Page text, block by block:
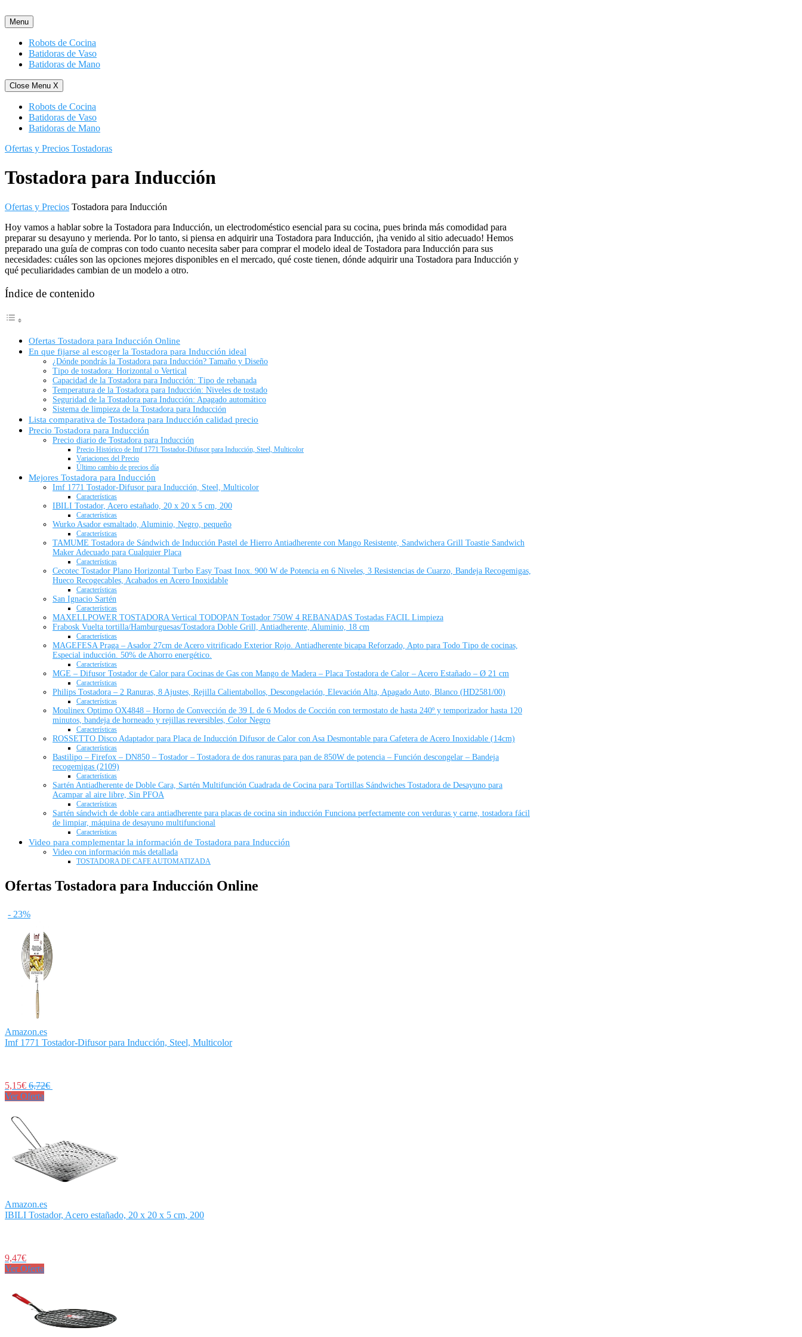
al
contenido
Menu
Robots de Cocina
Batidoras de Vaso
Batidoras de Mano
Close Menu X
Robots de Cocina
Batidoras de Vaso
Batidoras de Mano
Ofertas y Precios Tostadoras
Tostadora para Inducción
Ofertas y Precios Tostadora para Inducción
Hoy vamos a hablar sobre la Tostadora para Inducción, un electrodoméstico esencial para su cocina, pues brinda más comodidad para
preparar su desayuno y merienda. Por lo tanto, si piensa en adquirir una Tostadora para Inducción, ¡ha venido al sitio adecuado! Hemos
preparado una guía de compras con todo cuanto necesita saber para comprar el modelo ideal de Tostadora para Inducción para sus
necesidades: cuáles son las opciones mejores disponibles en el mercado, qué coste tienen, dónde adquirir una Tostadora para Inducción y
qué peculiaridades cambian de un modelo a otro.
Índice de contenido
Ofertas Tostadora para Inducción Online
En que fijarse al escoger la Tostadora para Inducción ideal
¿Dónde pondrás la Tostadora para Inducción? Tamaño y Diseño
Tipo de tostadora: Horizontal o Vertical
Capacidad de la Tostadora para Inducción: Tipo de rebanada
Temperatura de la Tostadora para Inducción: Niveles de tostado
Seguridad de la Tostadora para Inducción: Apagado automático
Sistema de limpieza de la Tostadora para Inducción
Lista comparativa de Tostadora para Inducción calidad precio
Precio Tostadora para Inducción
Precio diario de Tostadora para Inducción
Precio Histórico de Imf 1771 Tostador-Difusor para Inducción, Steel, Multicolor
Variaciones del Precio
Último cambio de precios día
Mejores Tostadora para Inducción
Imf 1771 Tostador-Difusor para Inducción, Steel, Multicolor
Características
IBILI Tostador, Acero estañado, 20 x 20 x 5 cm, 200
Características
Wurko Asador esmaltado, Aluminio, Negro, pequeño
Características
TAMUME Tostadora de Sándwich de Inducción Pastel de Hierro Antiadherente con Mango Resistente, Sandwichera Grill Toastie Sandwich
Maker Adecuado para Cualquier Placa
Características
Cecotec Tostador Plano Horizontal Turbo Easy Toast Inox. 900 W de Potencia en 6 Niveles, 3 Resistencias de Cuarzo, Bandeja Recogemigas,
Hueco Recogecables, Acabados en Acero Inoxidable
Características
San Ignacio Sartén
Características
MAXELLPOWER TOSTADORA Vertical TODOPAN Tostador 750W 4 REBANADAS Tostadas FACIL Limpieza
Frabosk Vuelta tortilla/Hamburguesas/Tostadora Doble Grill, Antiadherente, Aluminio, 18 cm
Características
MAGEFESA Praga – Asador 27cm de Acero vitrificado Exterior Rojo. Antiadherente bicapa Reforzado, Apto para Todo Tipo de cocinas,
Especial inducción. 50% de Ahorro energético.
Características
MGE – Difusor Tostador de Calor para Cocinas de Gas con Mango de Madera – Placa Tostadora de Calor – Acero Estañado – Ø 21 cm
Características
Philips Tostadora – 2 Ranuras, 8 Ajustes, Rejilla Calientabollos, Descongelación, Elevación Alta, Apagado Auto, Blanco (HD2581/00)
Características
Moulinex Optimo OX4848 – Horno de Convección de 39 L de 6 Modos de Cocción con termostato de hasta 240º y temporizador hasta 120
minutos, bandeja de horneado y rejillas reversibles, Color Negro
Características
ROSSETTO Disco Adaptador para Placa de Inducción Difusor de Calor con Asa Desmontable para Cafetera de Acero Inoxidable (14cm)
Características
Bastilipo – Firefox – DN850 – Tostador – Tostadora de dos ranuras para pan de 850W de potencia – Función descongelar – Bandeja
recogemigas (2109)
Características
Sartén Antiadherente de Doble Cara, Sartén Multifunción Cuadrada de Cocina para Tortillas Sándwiches Tostadora de Desayuno para
Acampar al aire libre, Sin PFOA
Características
Sartén sándwich de doble cara antiadherente para placas de cocina sin inducción Funciona perfectamente con verduras y carne, tostadora fácil
de limpiar, máquina de desayuno multifuncional
Características
Video para complementar la información de Tostadora para Inducción
Video con información más detallada
TOSTADORA DE CAFE AUTOMATIZADA
Ofertas Tostadora para Inducción Online
- 23%
Amazon.es
Imf 1771 Tostador-Difusor para Inducción, Steel, Multicolor
5,15€ 6,72€
Ver Oferta
Amazon.es
IBILI Tostador, Acero estañado, 20 x 20 x 5 cm, 200
9,47€
Ver Oferta